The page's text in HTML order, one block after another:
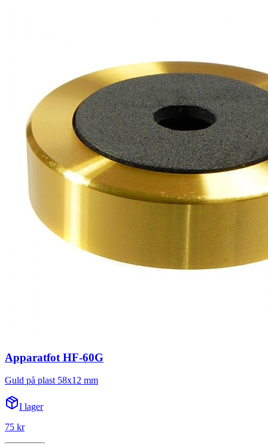
Apparatfot HF-60G
Guld på plast 58x12 mm
I lager
75 kr